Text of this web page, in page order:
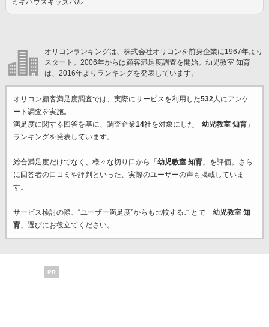
ミキハウスキッズパル
オリコンランキングは、株式会社オリコンを前身企業に1967年より
スタート。2006年からは顧客満足度調査を開始。幼児教室 知育
は、2016年よりランキングを発表しています。
オリコン顧客満足度調査では、実際にサービスを利用した532人にアンケ
ート調査を実施。
満足度に関する回答を基に、調査企業14社を対象にした「 幼児教室 知育」
ランキングを発表しています。
総合満足度だけでなく、様々な切り口から「 幼児教室 知育」を評価。さら
に回答者の口コミや評判といった、実際のユーザーの声も掲載していま
す。
サービス検討の際、“ユーザー満足度”からも比較することで「 幼児教室 知
育」選びにお役立てください。
PR